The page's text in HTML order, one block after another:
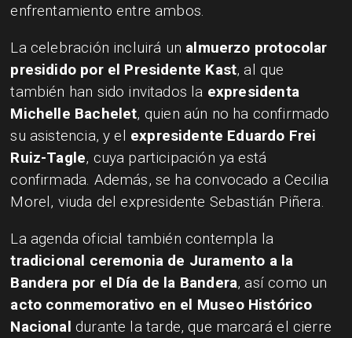
enfrentamiento entre ambos.
La celebración incluirá un almuerzo protocolar
presidido por el Presidente Kast, al que
también han sido invitados la expresidenta
Michelle Bachelet, quien aún no ha confirmado
su asistencia, y el expresidente Eduardo Frei
Ruiz-Tagle, cuya participación ya está
confirmada. Además, se ha convocado a Cecilia
Morel, viuda del expresidente Sebastián Piñera.
La agenda oficial también contempla la
tradicional ceremonia de Juramento a la
Bandera por el Día de la Bandera, así como un
acto conmemorativo en el Museo Histórico
Nacional durante la tarde, que marcará el cierre